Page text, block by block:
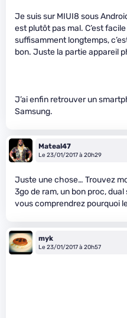
Je suis sur MIUI8 sous
est plutôt pas mal. C’est
suffisamment longtemps,
bon. Juste la partie appareil
J’ai enfin retrouver un
Samsung.
Mateal47
Le 23/01/2017 à 20h29
Juste une chose… Trouvez
3go de ram, un bon proc,
vous comprendrez pourquoi
myk
Le 23/01/2017 à 20h57